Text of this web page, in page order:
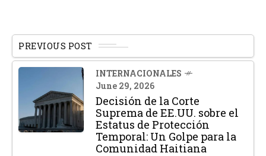
PREVIOUS POST
INTERNACIONALES
June 29, 2026
Decisión de la Corte
Suprema de EE.UU. sobre el
Estatus de Protección
Temporal: Un Golpe para la
Comunidad Haitiana